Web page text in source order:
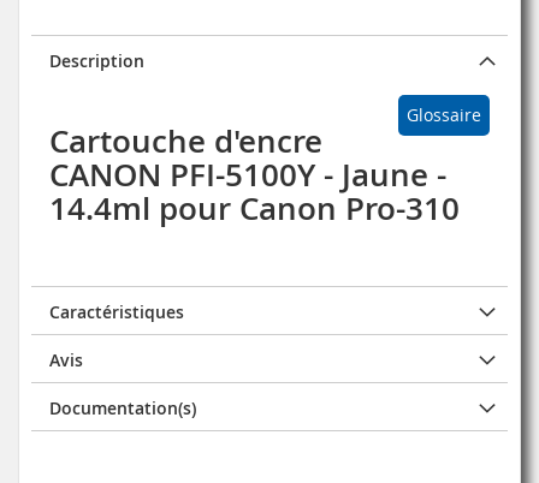
Description
Glossaire
Cartouche d'encre
CANON PFI-5100Y - Jaune -
14.4ml pour Canon Pro-310
Caractéristiques
Avis
Documentation(s)